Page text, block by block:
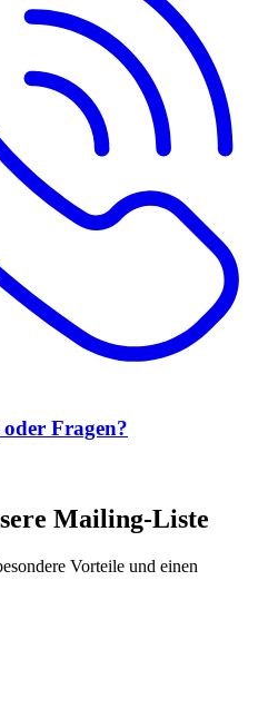
Fragen?
Mailing-Liste
Vorteile und einen